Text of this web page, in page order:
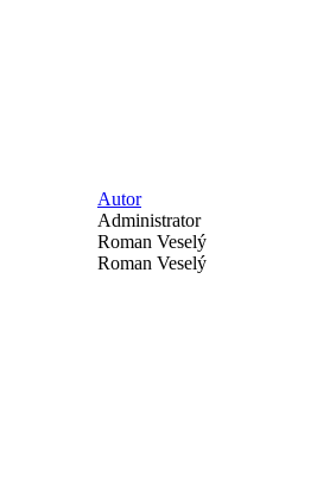
Autor
Administrator
Roman Veselý
Roman Veselý